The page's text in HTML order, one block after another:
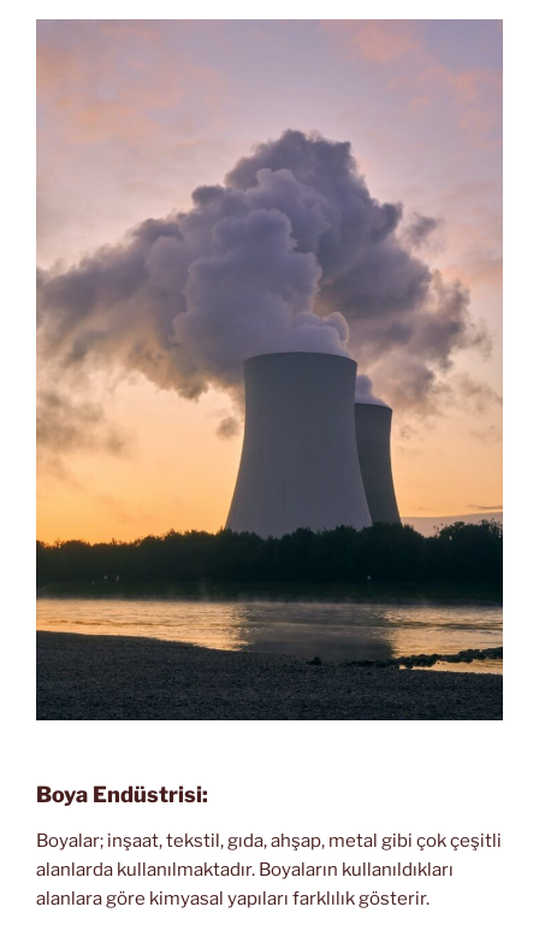
Boya Endüstrisi:
Boyalar; inşaat, tekstil, gıda, ahşap, metal gibi çok çeşitli
alanlarda kullanılmaktadır. Boyaların kullanıldıkları
alanlara göre kimyasal yapıları farklılık gösterir.